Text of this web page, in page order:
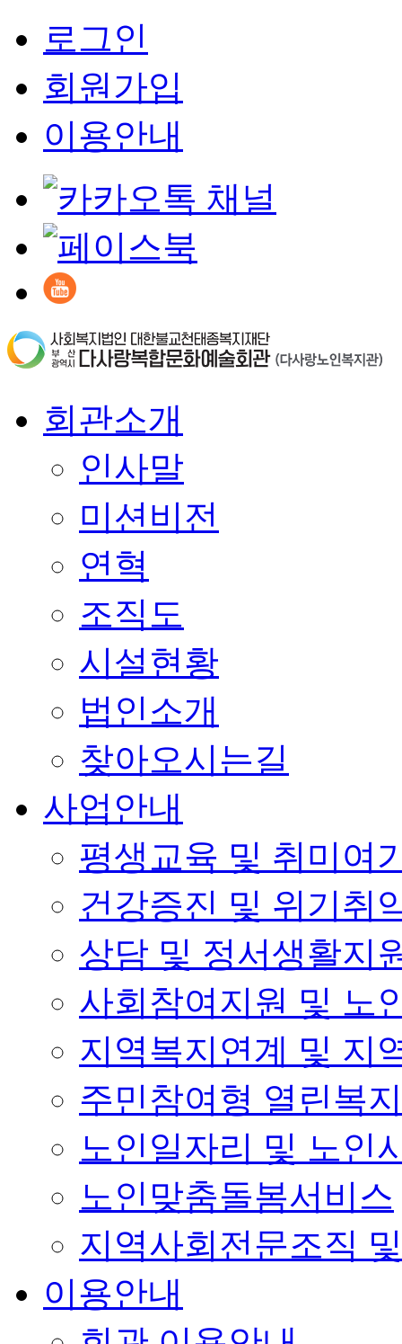
로그인
회원가입
이용안내
회관소개
인사말
미션비전
연혁
조직도
시설현황
법인소개
찾아오시는길
사업안내
평생교육 및 취미여
건강증진 및 위기취
상담 및 정서생활지
사회참여지원 및 노
지역복지연계 및 지
주민참여형 열린복
노인일자리 및 노인
노인맞춤돌봄서비스
지역사회전문조직
이용안내